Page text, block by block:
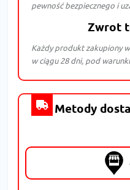
pewność bezpiecznego i
Zwrot
Każdy produkt zakupiony
w ciągu 28 dni, pod
Metody